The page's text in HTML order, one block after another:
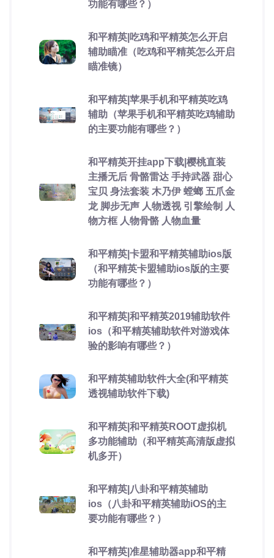
功能有哪些？）
和平精英|吃鸡和平精英怎么开启
辅助瞄准（吃鸡和平精英怎么开启
瞄准镜）
和平精英|苹果手机和平精英吃鸡
辅助（苹果手机和平精英吃鸡辅助
的主要功能有哪些？）
和平精英开挂app下载|樱桃直装
主播无后 骨骼雷达 手持武器 甜心
宝贝 身法套装 木乃伊 螳螂 五爪金
龙 脚步无声 人物透视 引擎绘制 人
物方框 人物骨骼 人物血量
和平精英|卡盟和平精英辅助ios版
（和平精英卡盟辅助ios版的主要
功能有哪些？）
和平精英|和平精英2019辅助软件
ios（和平精英辅助软件对游戏体
验的影响有哪些？）
和平精英辅助软件大全(和平精英
透视辅助软件下载)
和平精英|和平精英ROOT虚拟机
多功能辅助（和平精英高清版虚拟
机多开）
和平精英|八卦和平精英辅助
ios（八卦和平精英辅助iOS的主
要功能有哪些？）
和平精英|准星辅助器app和平精